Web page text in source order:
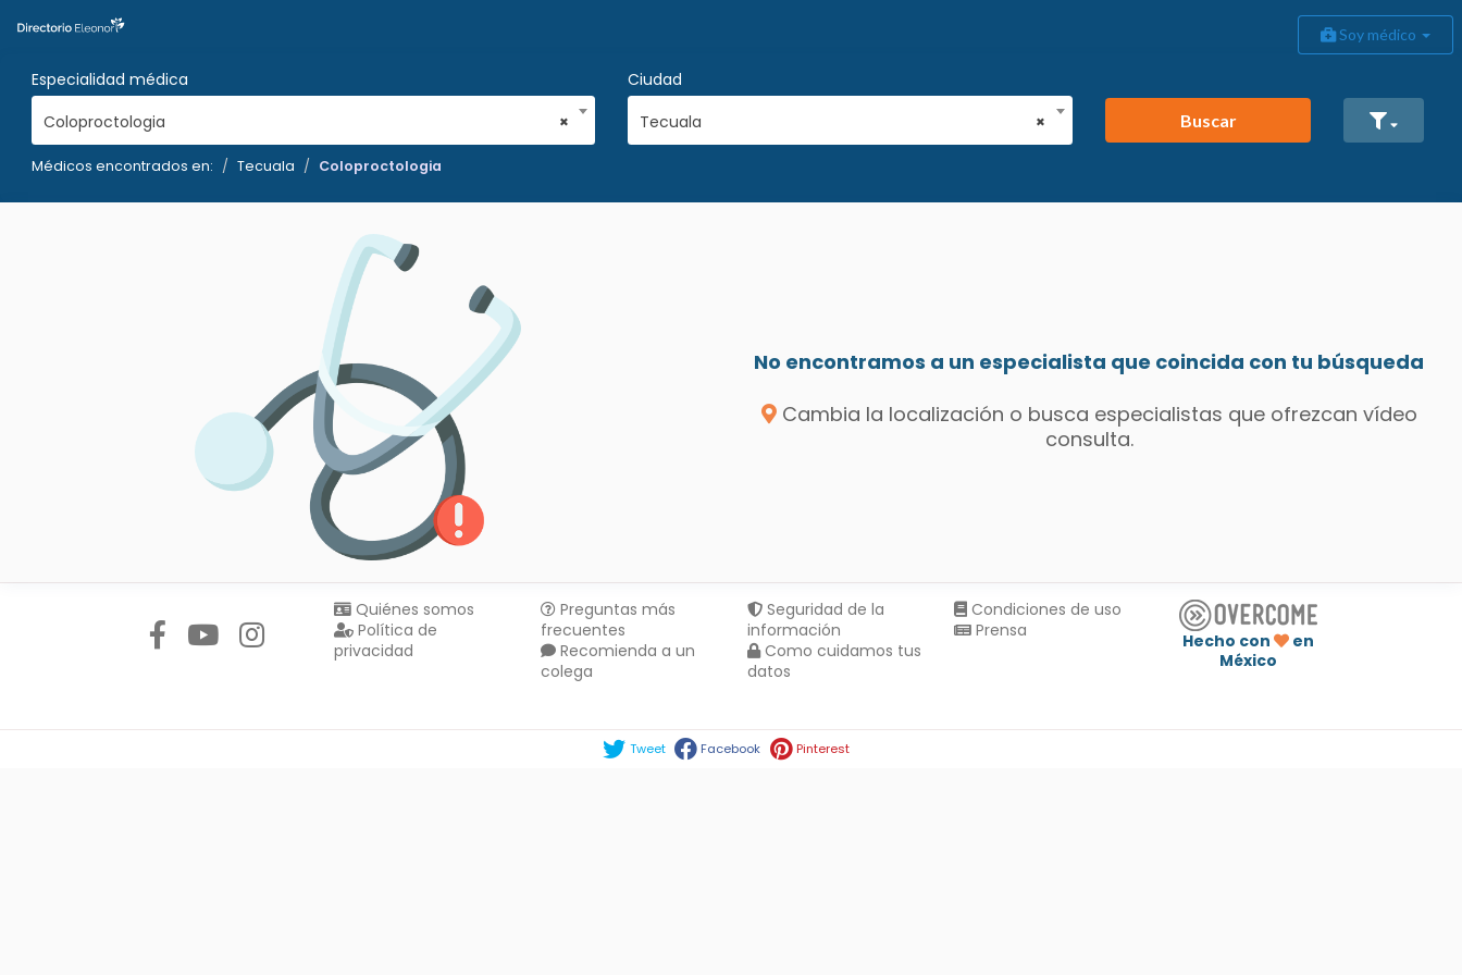
Soy médico
Especialidad médica
×
Coloproctologia
Ciudad
×
Tecuala Buscar
Médicos encontrados en: Tecuala Coloproctologia
No encontramos a un especialista que coincida con tu búsqueda
Cambia la localización o busca especialistas que ofrezcan vídeo
consulta.
Quiénes somos
Política de
privacidad
Preguntas más
frecuentes
Recomienda a un
colega
Seguridad de la
información
Como cuidamos tus
datos
Condiciones de uso
Prensa
Hecho con
en
México
Tweet Facebook Pinterest